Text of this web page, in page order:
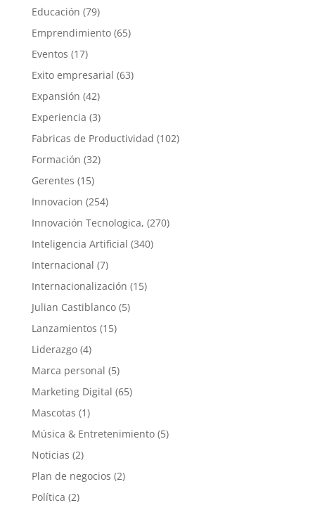
Educación (79)
Emprendimiento(65)
Eventos (17)
Exito empresarial (63)
Expansión (42)
Experiencia (3)
Fabricas de Productividad (102)
Formación (32)
Gerentes (15)
Innovacion (254)
Innovación Tecnologica, (270)
Inteligencia Artificial (340)
Internacional (7)
Internacionalización (15)
Julian Castiblanco(5)
Lanzamientos (15)
Liderazgo(4)
Marca personal (5)
Marketing Digital (65)
Mascotas (1)
Música & Entretenimiento(5)
Noticias (2)
Plan de negocios (2)
Política (2)